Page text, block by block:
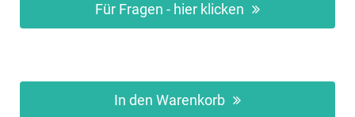
Für Fragen - hier klicken
In den Warenkorb